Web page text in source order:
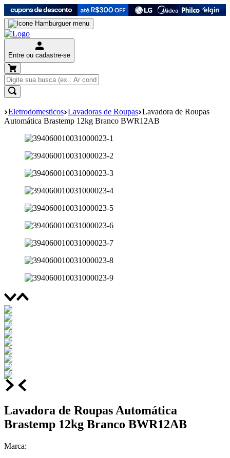
Entre ou cadastre-se
Eletrodomesticos Lavadoras de Roupas Lavadora de Roupas
Automática Brastemp 12kg Branco BWR12AB
Lavadora de Roupas Automática
Brastemp 12kg Branco BWR12AB
Marca: